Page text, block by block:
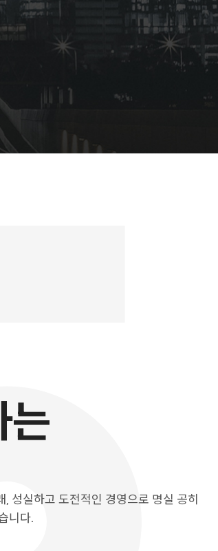
성실하고 도전적인 경영으로 명실 공히
니다.